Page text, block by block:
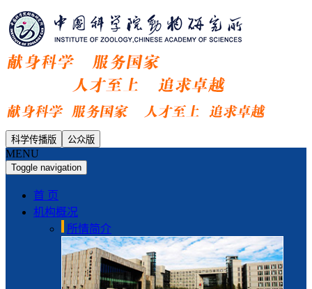
科学传播版 公众版
MENU
Toggle navigation
首 页
机构概况
所情简介